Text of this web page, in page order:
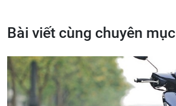
Bài viết cùng chuyên mục